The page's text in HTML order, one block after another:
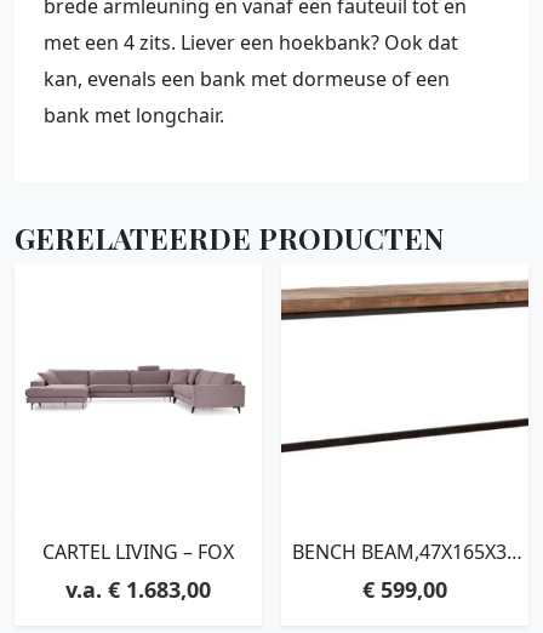
brede armleuning en vanaf een fauteuil tot en
met een 4 zits. Liever een hoekbank? Ook dat
kan, evenals een bank met dormeuse of een
bank met longchair.
GERELATEERDE PRODUCTEN
CARTEL LIVING – FOX
€1.683,00
BENCH BEAM,47X165X35
TEAKWOOD TOP
€ 599,00